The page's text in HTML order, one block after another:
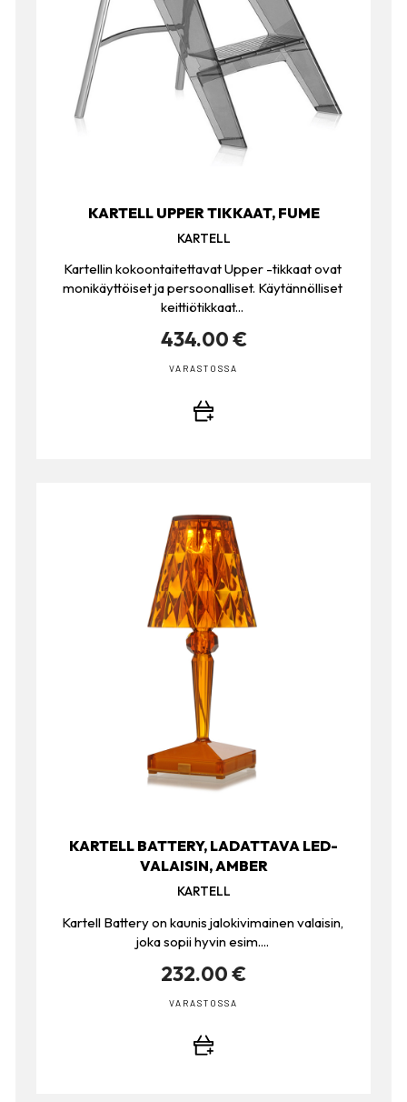
KARTELL UPPER TIKKAAT, FUME
KARTELL
Kartellin kokoontaitettavat Upper -tikkaat ovat
monikäyttöiset ja persoonalliset. Käytännölliset
keittiötikkaat...
434.00 €
VARASTOSSA
KARTELL BATTERY, LADATTAVA LED-
VALAISIN, AMBER
KARTELL
Kartell Battery on kaunis jalokivimainen valaisin,
joka sopii hyvin esim....
232.00 €
VARASTOSSA